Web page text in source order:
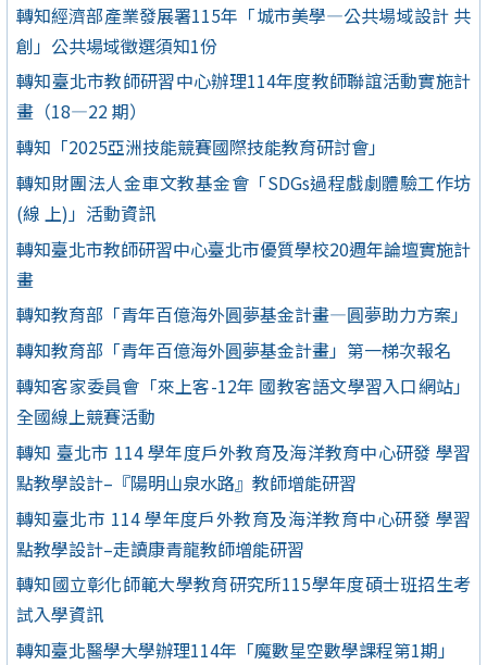
轉知經濟部產業發展署115年「城市美學—公共場域設計 共
創」公共場域徵選須知1份
轉知臺北市教師研習中心辦理114年度教師聯誼活動實施計
畫（18—22 期）
轉知「2025亞洲技能競賽國際技能教育研討會」
轉知財團法人金車文教基金會「SDGs過程戲劇體驗工作坊
(線 上)」活動資訊
轉知臺北市教師研習中心臺北市優質學校20週年論壇實施計
畫
轉知教育部「青年百億海外圓夢基金計畫—圓夢助力方案」
轉知教育部「青年百億海外圓夢基金計畫」第一梯次報名
轉知客家委員會「來上客-12年 國教客語文學習入口網站」
全國線上競賽活動
轉知 臺北市 114 學年度戶外教育及海洋教育中心研發 學習
點教學設計–『陽明山泉水路』教師增能研習
轉知臺北市 114 學年度戶外教育及海洋教育中心研發 學習
點教學設計–走讀康青龍教師增能研習
轉知國立彰化師範大學教育研究所115學年度碩士班招生考
試入學資訊
轉知臺北醫學大學辦理114年「魔數星空數學課程第1期」